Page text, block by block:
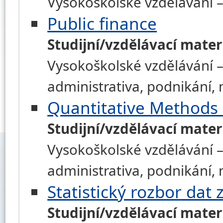
Public finance
Studijní/vzdělávací
Vysokoškolské vzdělávání
administrativa,
Quantitative
Studijní/vzdělávací
Vysokoškolské vzdělávání
administrativa,
Statistický rozbor dat
Studijní/vzdělávací